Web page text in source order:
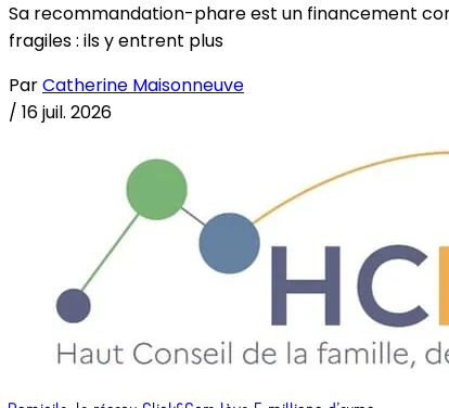
Sa recommandation-phare est un financement
fragiles : ils y entrent plus
ParCatherine Maisonneuve
/ 16 juil. 2026